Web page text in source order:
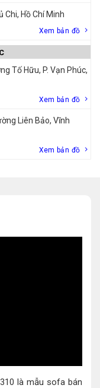
Chi, Hồ Chí Minh
Xem bản đồ
Tố Hữu, P. Vạn Phúc,
Xem bản đồ
Liên Bảo, Vĩnh
Xem bản đồ
là mẫu sofa bán